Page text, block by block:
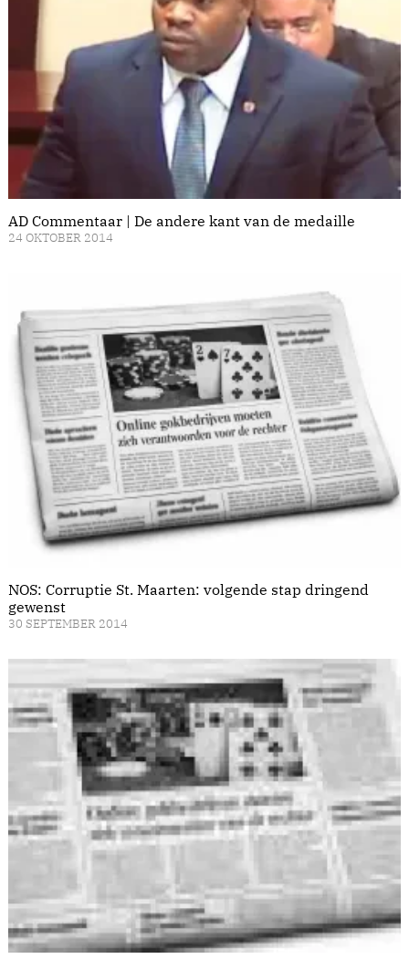
AD Commentaar | De andere kant van de medaille
24 OKTOBER 2014
NOS: Corruptie St. Maarten: volgende stap dringend
gewenst
30 SEPTEMBER 2014